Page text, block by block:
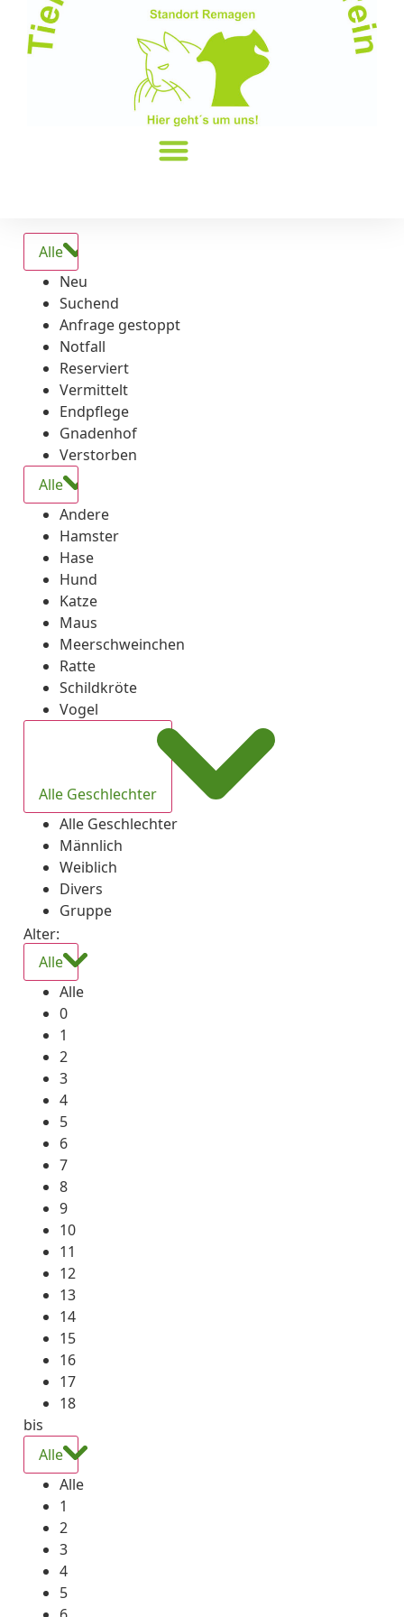
Alle
Neu
Suchend
Anfrage gestoppt
Notfall
Reserviert
Vermittelt
Endpflege
Gnadenhof
Verstorben
Alle
Andere
Hamster
Hase
Hund
Katze
Maus
Meerschweinchen
Ratte
Schildkröte
Vogel
Alle Geschlechter
Alle Geschlechter
Männlich
Weiblich
Divers
Gruppe
Alter:
Alle
Alle
0
1
2
3
4
5
6
7
8
9
10
11
12
13
14
15
16
17
18
bis
Alle
Alle
1
2
3
4
5